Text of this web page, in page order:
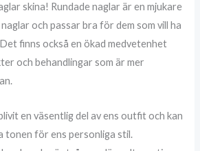
skina! Rundade naglar är en mjukare
och passar bra för dem som vill ha
finns också en ökad medvetenhet
och behandlingar som är mer
en väsentlig del av ens outfit och kan
tonen för ens personliga stil.